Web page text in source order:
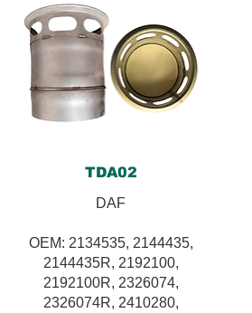
TDA02
DAF
OEM: 2134535, 2144435,
2144435R, 2192100,
2192100R, 2326074,
2326074R, 2410280,